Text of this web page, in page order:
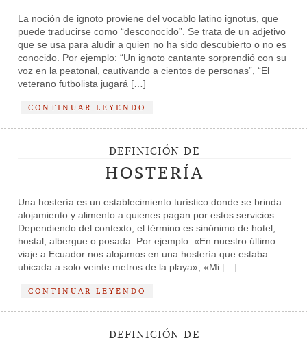
La noción de ignoto proviene del vocablo latino ignōtus, que
puede traducirse como “desconocido”. Se trata de un adjetivo
que se usa para aludir a quien no ha sido descubierto o no es
conocido. Por ejemplo: “Un ignoto cantante sorprendió con su
voz en la peatonal, cautivando a cientos de personas”, “El
veterano futbolista jugará […]
CONTINUAR LEYENDO
DEFINICIÓN DE
HOSTERÍA
Una hostería es un establecimiento turístico donde se brinda
alojamiento y alimento a quienes pagan por estos servicios.
Dependiendo del contexto, el término es sinónimo de hotel,
hostal, albergue o posada. Por ejemplo: «En nuestro último
viaje a Ecuador nos alojamos en una hostería que estaba
ubicada a solo veinte metros de la playa», «Mi […]
CONTINUAR LEYENDO
DEFINICIÓN DE